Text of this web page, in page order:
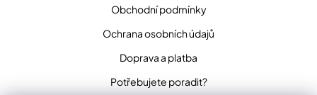
Obchodní podmínky
Ochrana osobních údajů
Doprava a platba
Potřebujete poradit?